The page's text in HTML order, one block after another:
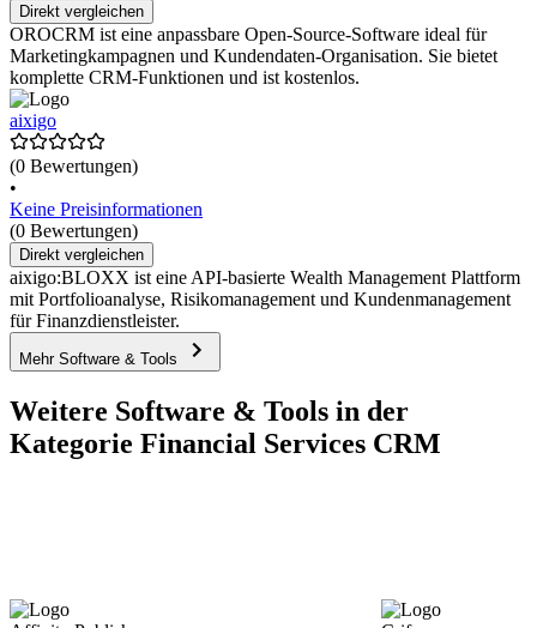
Direkt vergleichen
OROCRM ist eine anpassbare Open-Source-Software ideal für
Marketingkampagnen und Kundendaten-Organisation. Sie bietet
komplette CRM-Funktionen und ist kostenlos.
aixigo
(0 Bewertungen)
•
Keine Preisinformationen
(0 Bewertungen)
Direkt vergleichen
aixigo:BLOXX ist eine API-basierte Wealth Management Plattform
mit Portfolioanalyse, Risikomanagement und Kundenmanagement
für Finanzdienstleister.
Mehr Software & Tools
Weitere Software & Tools in der
Kategorie Financial Services CRM